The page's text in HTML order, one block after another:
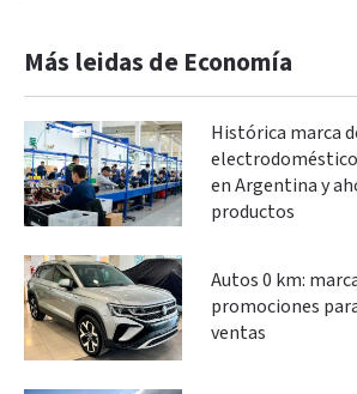
Más leidas de Economía
Histórica marca
en Argentina y
productos
Autos 0 km:
promociones
ventas